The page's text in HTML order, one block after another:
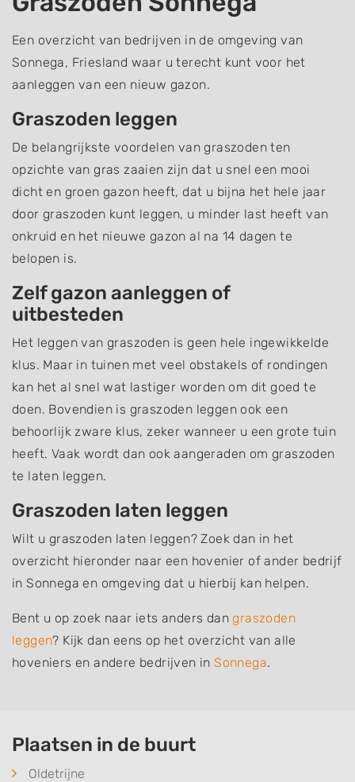
Een overzicht van bedrijven in de omgeving van
Sonnega, Friesland waar u terecht kunt voor het
aanleggen van een nieuw gazon.
Graszoden leggen
De belangrijkste voordelen van graszoden ten
opzichte van gras zaaien zijn dat u snel een mooi
dicht en groen gazon heeft, dat u bijna het hele jaar
door graszoden kunt leggen, u minder last heeft van
onkruid en het nieuwe gazon al na 14 dagen te
belopen is.
Zelf gazon aanleggen of
uitbesteden
Het leggen van graszoden is geen hele ingewikkelde
klus. Maar in tuinen met veel obstakels of rondingen
kan het al snel wat lastiger worden om dit goed te
doen. Bovendien is graszoden leggen ook een
behoorlijk zware klus, zeker wanneer u een grote tuin
heeft. Vaak wordt dan ook aangeraden om graszoden
te laten leggen.
Graszoden laten leggen
Wilt u graszoden laten leggen? Zoek dan in het
overzicht hieronder naar een hovenier of ander bedrijf
in Sonnega en omgeving dat u hierbij kan helpen.
Bent u op zoek naar iets anders dangraszoden
leggen? Kijk dan eens op het overzicht van alle
hoveniers en andere bedrijven inSonnega.
Plaatsen in de buurt
Oldetrijne